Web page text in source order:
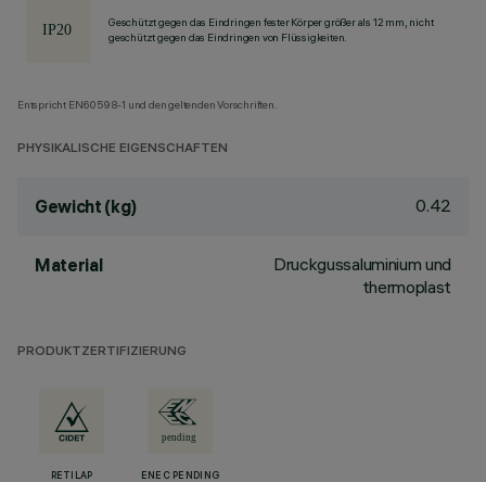
Geschützt gegen das Eindringen fester Körper größer als 12 mm, nicht
geschützt gegen das Eindringen von Flüssigkeiten.
Entspricht EN60598-1 und den geltenden Vorschriften.
PHYSIKALISCHE EIGENSCHAFTEN
Gewicht (kg) 0.42
Material
Druckgussaluminium und
thermoplast
PRODUKTZERTIFIZIERUNG
RETILAP ENEC PENDING